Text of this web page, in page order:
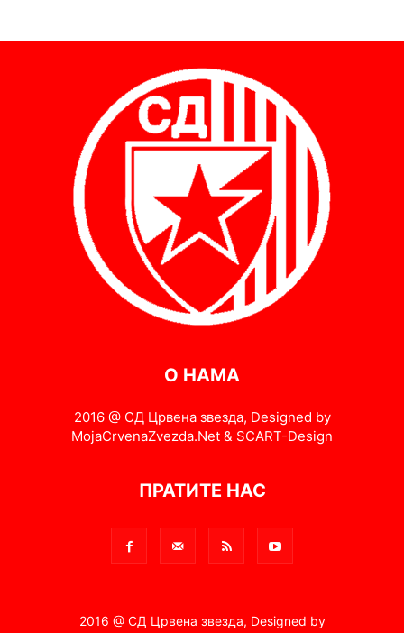
О НАМА
2016 @ СД Црвена звезда, Designed by
MojaCrvenaZvezda.Net & SCART-Design
ПРАТИТЕ НАС
2016 @ СД Црвена звезда, Designed by